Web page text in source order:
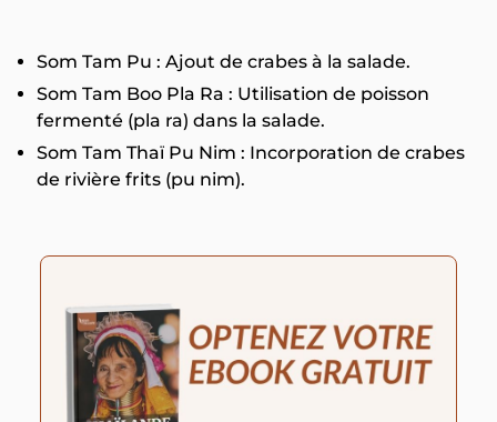
Som Tam Pu : Ajout de crabes à la salade.
Som Tam Boo Pla Ra : Utilisation de poisson
fermenté (pla ra) dans la salade.
Som Tam Thaï Pu Nim : Incorporation de crabes
de rivière frits (pu nim).